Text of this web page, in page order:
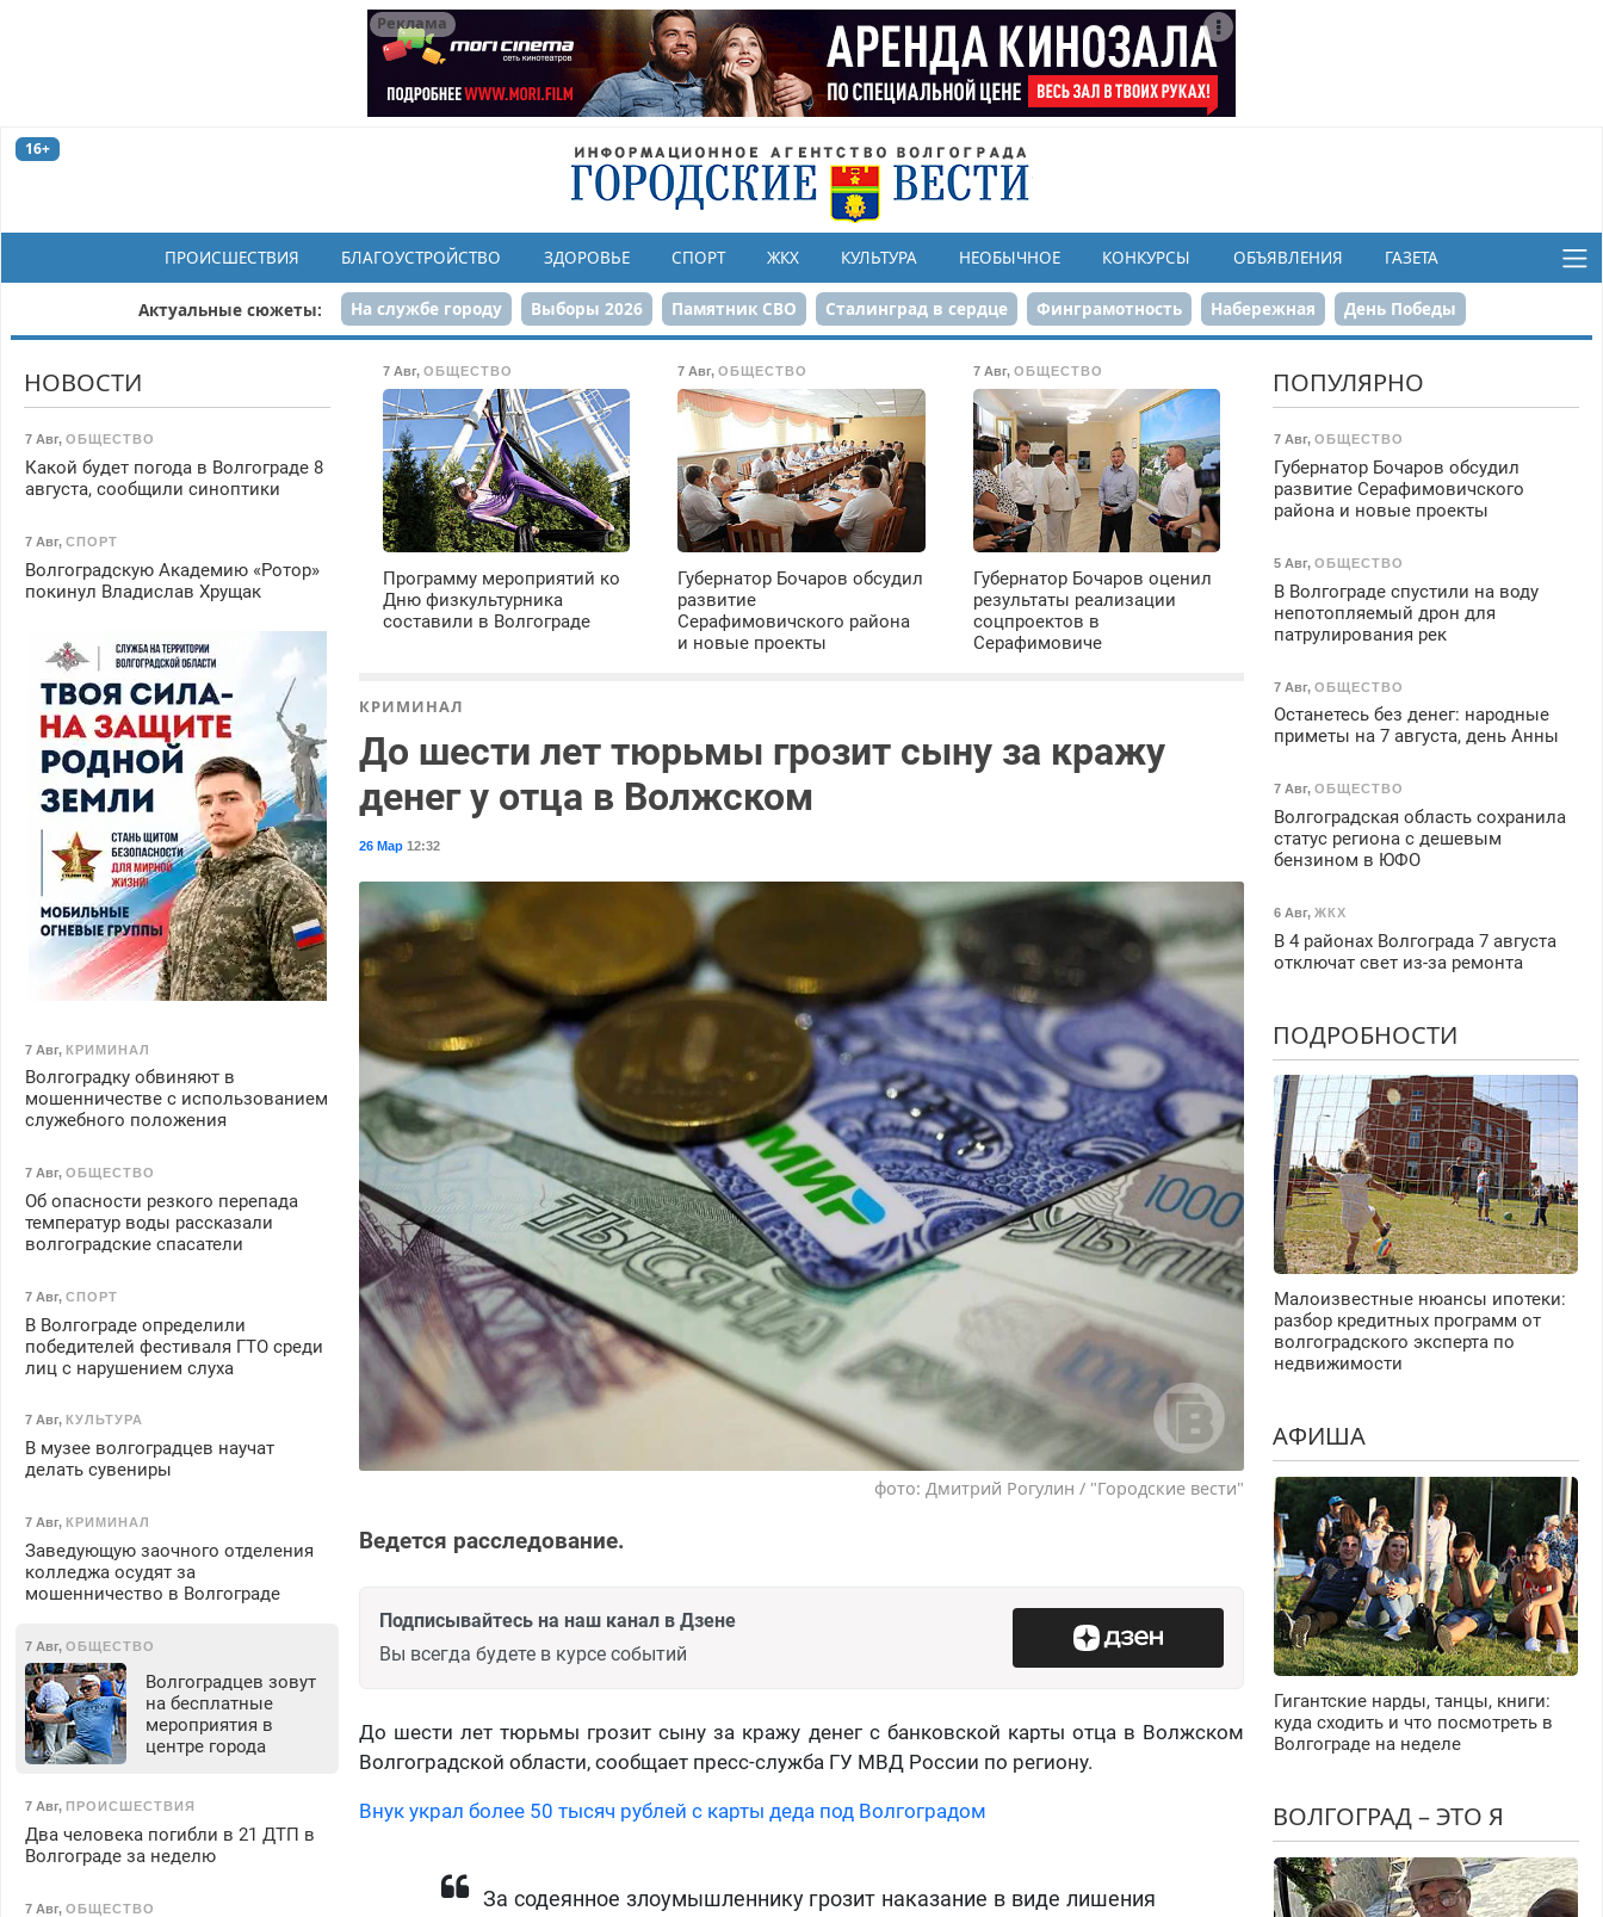
Реклама
16+
ПРОИСШЕСТВИЯ БЛАГОУСТРОЙСТВО ЗДОРОВЬЕ СПОРТ ЖКХ КУЛЬТУРА НЕОБЫЧНОЕ КОНКУРСЫ ОБЪЯВЛЕНИЯ ГАЗЕТА
Актуальные сюжеты: На службе городу Выборы 2026 Памятник СВО Сталинград в сердце Финграмотность Набережная День Победы
Реконструкция ЦПКиО 80-летие Победы Парк Героев-летчиков
7 Авг,ОБЩЕСТВО
Программу мероприятий ко
Дню физкультурника
составили в Волгограде
7 Авг,ОБЩЕСТВО
Губернатор Бочаров обсудил
развитие
Серафимовичского района
и новые проекты
7 Авг, ОБЩЕСТВО
Губернатор Бочаров оценил
результаты реализации
соцпроектов в
Серафимовиче
КРИМИНАЛ
До шести лет тюрьмы грозит сыну за кражу
денег у отца в Волжском
26 Мар 12:32
фото: Дмитрий Рогулин / "Городские вести"
Ведется расследование.
Подписывайтесь на наш канал в Дзене
Вы всегда будете в курсе событий
До шести лет тюрьмы грозит сыну за кражу денег с банковской карты отца в Волжском
Волгоградской области, сообщает пресс-служба ГУ МВД России по региону.
Внук украл более 50 тысяч рублей с карты деда под Волгоградом
За содеянное злоумышленнику грозит наказание в виде лишения
НОВОСТИ
7 Авг, ОБЩЕСТВО
Какой будет погода в Волгограде 8
августа, сообщили синоптики
7 Авг, СПОРТ
Волгоградскую Академию «Ротор»
покинул Владислав Хрущак
7 Авг, КРИМИНАЛ
Волгоградку обвиняют в
мошенничестве с использованием
служебного положения
7 Авг, ОБЩЕСТВО
Об опасности резкого перепада
температур воды рассказали
волгоградские спасатели
7 Авг, СПОРТ
В Волгограде определили
победителей фестиваля ГТО среди
лиц с нарушением слуха
7 Авг, КУЛЬТУРА
В музее волгоградцев научат
делать сувениры
7 Авг, КРИМИНАЛ
Заведующую заочного отделения
колледжа осудят за
мошенничество в Волгограде
7 Авг, ОБЩЕСТВО
Волгоградцев зовут
на бесплатные
мероприятия в
центре города
7 Авг, ПРОИСШЕСТВИЯ
Два человека погибли в 21 ДТП в
Волгограде за неделю
7 Авг, ОБЩЕСТВО
ПОПУЛЯРНО
7 Авг, ОБЩЕСТВО
Губернатор Бочаров обсудил
развитие Серафимовичского
района и новые проекты
5 Авг, ОБЩЕСТВО
В Волгограде спустили на воду
непотопляемый дрон для
патрулирования рек
7 Авг, ОБЩЕСТВО
Останетесь без денег: народные
приметы на 7 августа, день Анны
7 Авг, ОБЩЕСТВО
Волгоградская область сохранила
статус региона с дешевым
бензином в ЮФО
6 Авг, ЖКХ
В 4 районах Волгограда 7 августа
отключат свет из-за ремонта
ПОДРОБНОСТИ
Малоизвестные нюансы ипотеки:
разбор кредитных программ от
волгоградского эксперта по
недвижимости
АФИША
Гигантские нарды, танцы, книги:
куда сходить и что посмотреть в
Волгограде на неделе
ВОЛГОГРАД – ЭТО Я